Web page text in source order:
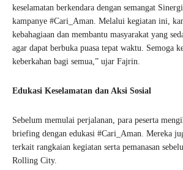
keselamatan berkendara dengan semangat
kampanye #Cari_Aman. Melalui kegiatan ini,
kebahagiaan dan membantu masyarakat yang
agar dapat berbuka puasa tepat waktu. Semoga
keberkahan bagi semua,” ujar Fajrin.
Edukasi Keselamatan dan Aksi Sosial
Sebelum memulai perjalanan, para peserta
briefing dengan edukasi #Cari_Aman. Mereka
terkait rangkaian kegiatan serta pemanasan
Rolling City.